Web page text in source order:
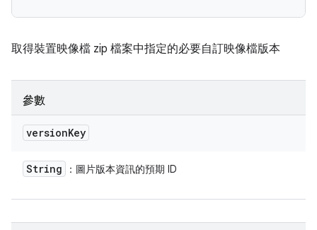
取得裝置映像檔 zip 檔案中指定的必要自訂映像檔版本
參數
versionKey
String ：圖片版本資訊的預期 ID